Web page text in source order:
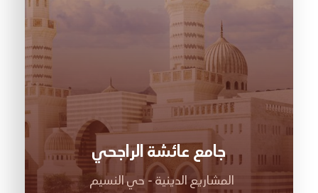
جامع عائشة الراجحي
المشاريع الدينية - حي النسيم